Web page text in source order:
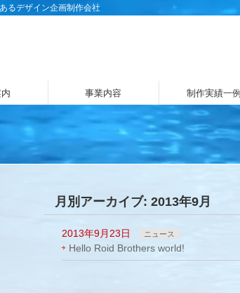
るデザイン企画制作会社
事業内容 制作実績一例
月別アーカイブ: 2013年9月
2013年9月23日 ニュース
Hello Roid Brothers world!